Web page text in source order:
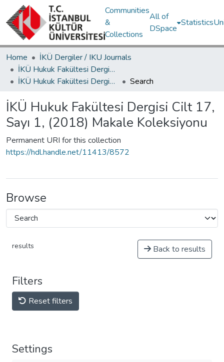
Communities
&
Collections
All of
DSpace
Statistics
Home
İKÜ Dergiler / IKU Journals
İKÜ Hukuk Fakültesi Dergisi / Journal of Istanbul Kultur University Faculty of Law
İKÜ Hukuk Fakültesi Dergisi Cilt 17, Sayı 1, (2018) Makale Koleksiyonu
Search
İKÜ Hukuk Fakültesi Dergisi Cilt 17,
Sayı 1, (2018) Makale Koleksiyonu
Permanent URI for this collection
https://hdl.handle.net/11413/8572
Browse
results Back to results
Filters
Reset filters
Settings